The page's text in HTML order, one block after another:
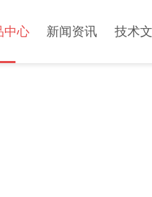
中心 新闻资讯 技术